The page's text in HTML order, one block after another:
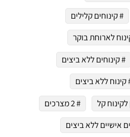
# קינוחים קלילים
לארוחת בוקר
# קינוחים ללא ביצים
קינוח ללא ביצים
לקינוח קל
# 2 מצרכים
אישיים ללא ביצים